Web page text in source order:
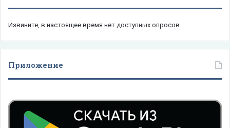
Извините, в настоящее время нет доступных опросов.
Приложение